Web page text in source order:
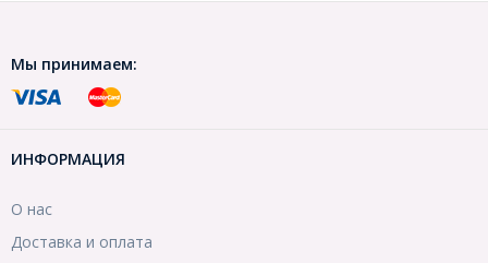
Мы принимаем:
ИНФОРМАЦИЯ
О нас
Доставка и оплата